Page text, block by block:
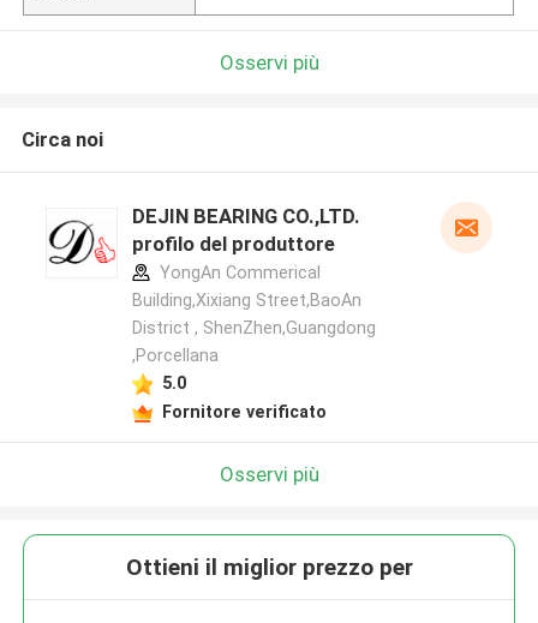
Osservi più
Circa noi
DEJIN BEARING CO.,LTD.
profilo del produttore
YongAn Commerical
Building,Xixiang Street,BaoAn
District , ShenZhen,Guangdong
,Porcellana
5.0
Fornitore verificato
Osservi più
Ottieni il miglior prezzo per